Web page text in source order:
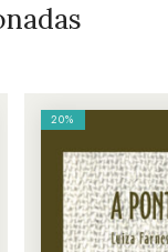
20%